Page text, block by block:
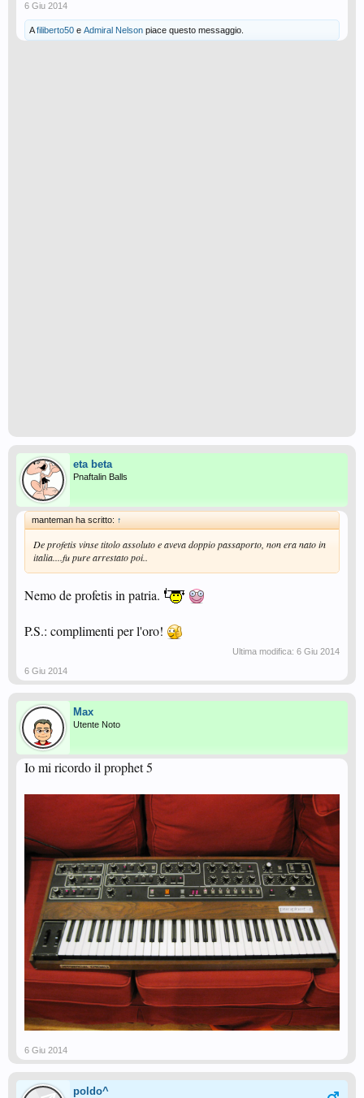
6 Giu 2014
Afiliberto50 e Admiral Nelson piace questo messaggio.
eta beta
Pnaftalin Balls
manteman ha scritto: ↑
De profetis vinse titolo assoluto e aveva doppio passaporto, non era nato in
italia....fu pure arrestato poi..
Nemo de profetis in patria.
P.S.: complimenti per l'oro!
Ultima modifica: 6 Giu 2014
6 Giu 2014
Max
Utente Noto
Io mi ricordo il prophet 5
6 Giu 2014
poldo^